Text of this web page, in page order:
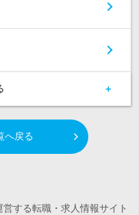
へ戻る
営する転職・求人情報サイト